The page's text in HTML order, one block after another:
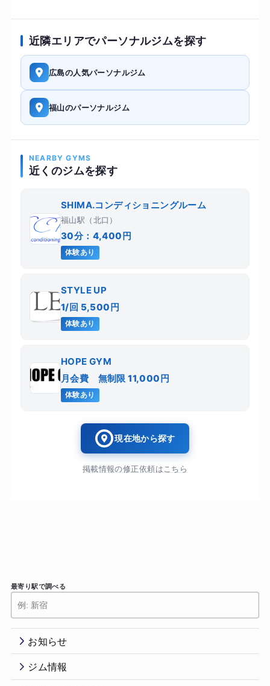
近隣エリアでパーソナルジムを探す
広島の人気パーソナルジム
福山のパーソナルジム
NEARBY GYMS
近くのジムを探す
SHIMA.コンディショニングルーム
福山駅（北口）
30分：4,400円
体験あり
STYLE UP
1/回 5,500円
体験あり
HOPE GYM
月会費 無制限 11,000円
体験あり
現在地から探す
掲載情報の修正依頼はこちら
最寄り駅で調べる
お知らせ
ジム情報